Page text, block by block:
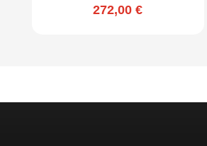
272,00€